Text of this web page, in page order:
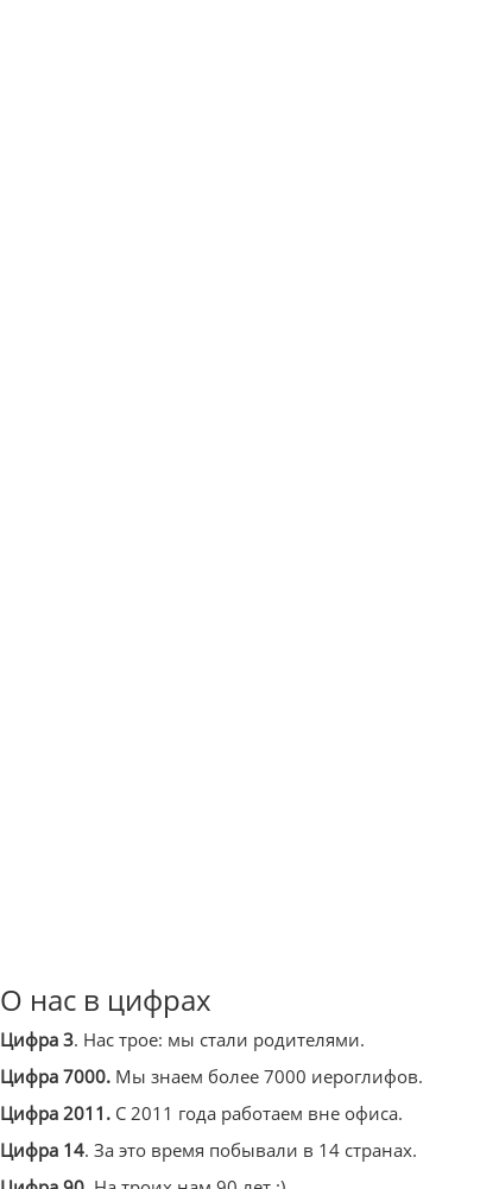
О нас в цифрах
Цифра 3. Нас трое: мы стали родителями.
Цифра 7000. Мы знаем более 7000 иероглифов.
Цифра 2011. С 2011 года работаем вне офиса.
Цифра 14. За это время побывали в 14 странах.